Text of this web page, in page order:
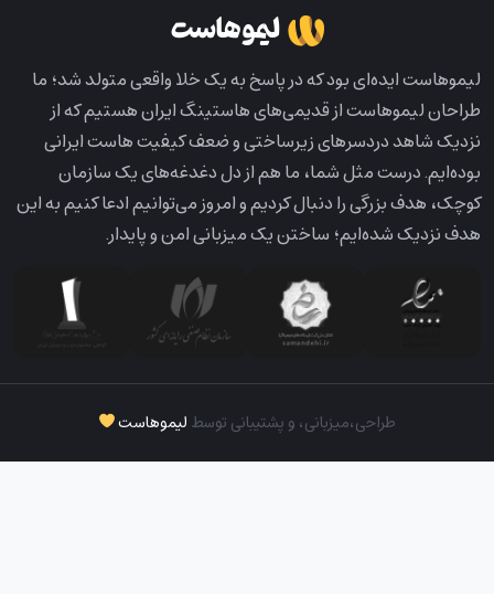
لیمو‌هاست ایده‌ای بود که در پاسخ به یک خلا واقعی متولد شد؛ ما
طراحان لیمو‌هاست از قدیمی‌های هاستینگ ایران هستیم که از
نزدیک شاهد دردسرهای زیرساختی و ضعف کیفیت هاست ایرانی
بوده‌ایم. درست مثل شما، ما هم از دل دغدغه‌های یک سازمان
کوچک، هدف بزرگی را دنبال کردیم و امروز می‌توانیم ادعا کنیم به این
هدف نزدیک شده‌ایم؛ ساختن یک میزبانی امن و پایدار.
طراحی،‌میزبانی، و پشتیبانی توسطلیموهاست